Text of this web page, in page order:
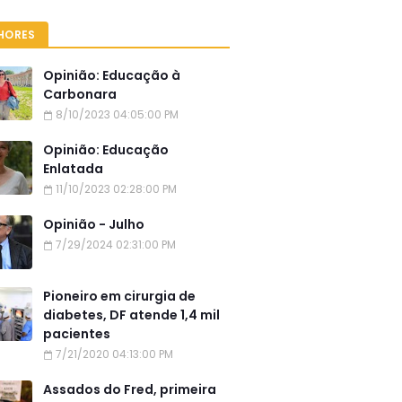
Opinião: Educação à
Carbonara
8/10/2023 04:05:00 PM
Opinião: Educação
Enlatada
11/10/2023 02:28:00 PM
Opinião - Julho
7/29/2024 02:31:00 PM
Pioneiro em cirurgia de
diabetes, DF atende 1,4 mil
pacientes
7/21/2020 04:13:00 PM
Assados do Fred, primeira